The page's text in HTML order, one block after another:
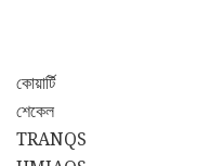
কোয়ার্টি
শেকেল
TRANQS